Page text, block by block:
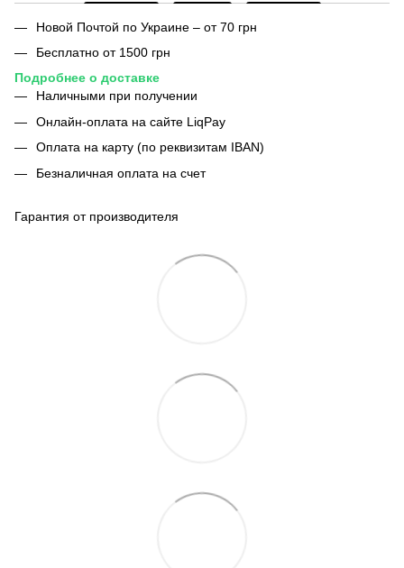
Новой Почтой по Украине – от 70 грн
Бесплатно от 1500 грн
Подробнее о доставке
Наличными при получении
Онлайн-оплата на сайте LiqPay
Оплата на карту (по реквизитам IBAN)
Безналичная оплата на счет
Гарантия от производителя